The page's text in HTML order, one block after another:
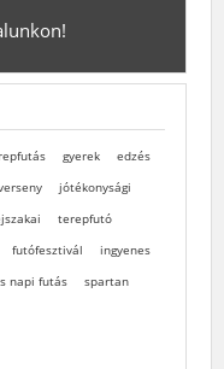
gyerek
edzés
jótékonysági
terepfutó
futófesztivál
ingyenes
napi futás
spartan